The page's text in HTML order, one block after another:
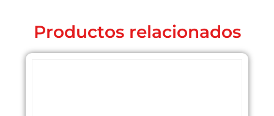
Productos relacionados